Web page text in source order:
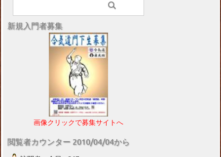
新規入門者募集
画像クリックで募集サイトへ
閲覧者カウンター 2010/04/04から